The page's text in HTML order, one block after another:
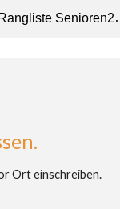
Senioren2.pdf
Ort einschreiben.